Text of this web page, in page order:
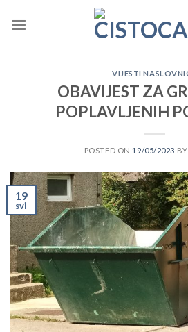
VIJESTI
OBAVIJEST ZA
POPLAVLJENIH
POSTED ON 19/05/2023 BY
19
svi